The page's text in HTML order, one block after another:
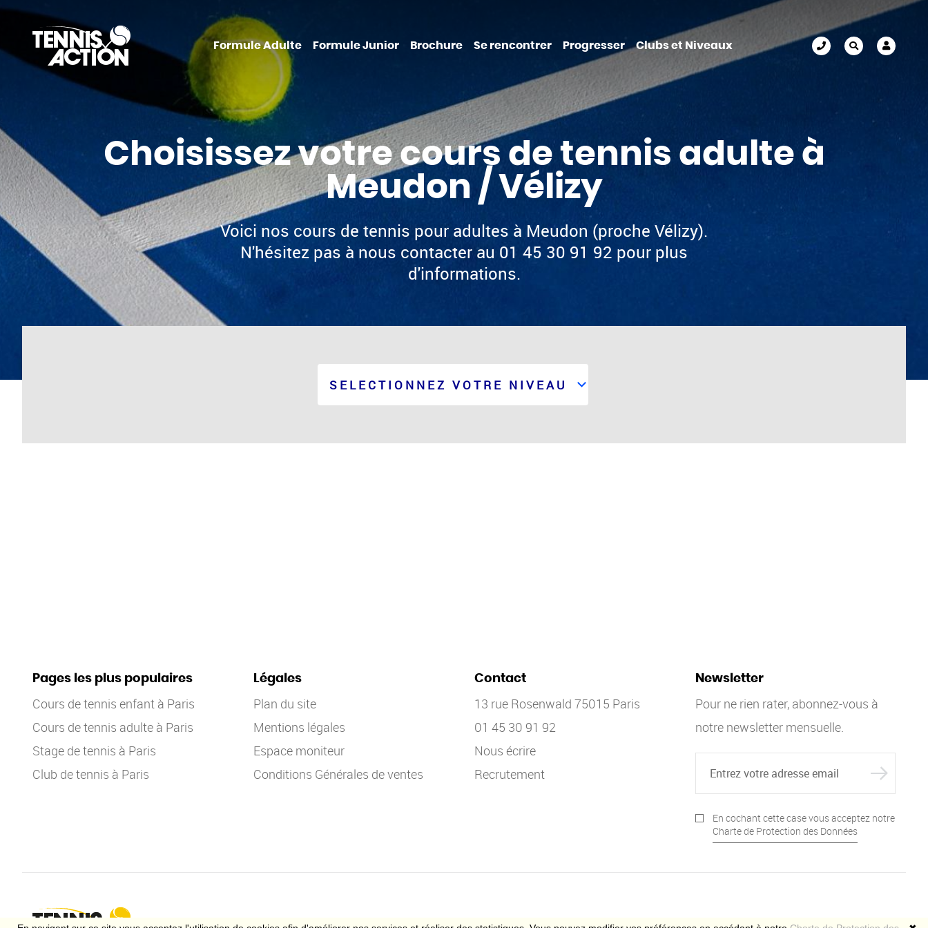
Formule Adulte Formule Junior Brochure Se rencontrer Progresser Clubs et Niveaux
Choisissez votre cours de tennis adulte à
Meudon / Vélizy
Voici nos cours de tennis pour adultes à Meudon (proche Vélizy).
N'hésitez pas à nous contacter au 01 45 30 91 92 pour plus
d'informations.
Pages les plus populaires
Cours de tennis enfant à Paris
Cours de tennis adulte à Paris
Stage de tennis à Paris
Club de tennis à Paris
Légales
Plan du site
Mentions légales
Espace moniteur
Conditions Générales de ventes
Contact
13 rue Rosenwald 75015 Paris
01 45 30 91 92
Nous écrire
Recrutement
Newsletter
Pour ne rien rater, abonnez-vous à
notre newsletter mensuelle.
En cochant cette case vous acceptez notre
Charte de Protection des Données